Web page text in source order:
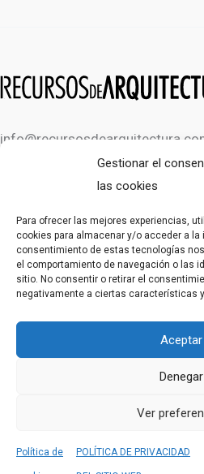
Gestionar el
las cookies
Para ofrecer las mejores experiencias,
cookies para almacenar y/o acceder a la
consentimiento de estas tecnologías
el comportamiento de navegación o las
sitio. No consentir o retirar el
negativamente a ciertas características
Aceptar
Denegar
Ver
Política de POLÍTICA DE PRIVACIDAD
OTROS RECURSOS
CURSO DE AUTOCAD GRATIS
CURSO DE AUTOCAD EN VÍDEOS